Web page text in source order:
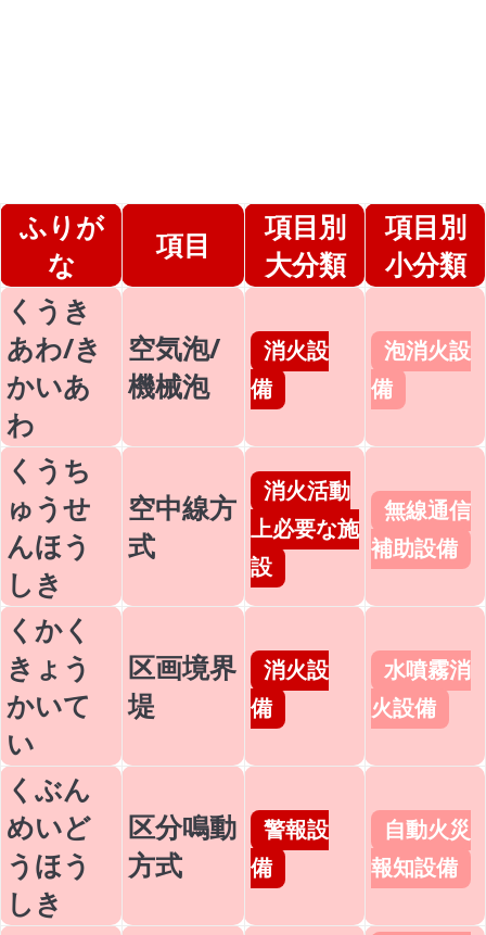
ふりが
な
項目
項目別
大分類
項目別
小分類
くうき
あわ/き
かいあ
わ
空気泡/
機械泡
消火設
備
泡消火設
備
くうち
ゅうせ
んほう
しき
空中線方
式
消火活動
上必要な施
設
無線通信
補助設備
くかく
きょう
かいて
い
区画境界
堤
消火設
備
水噴霧消
火設備
くぶん
めいど
うほう
しき
区分鳴動
方式
警報設
備
自動火災
報知設備